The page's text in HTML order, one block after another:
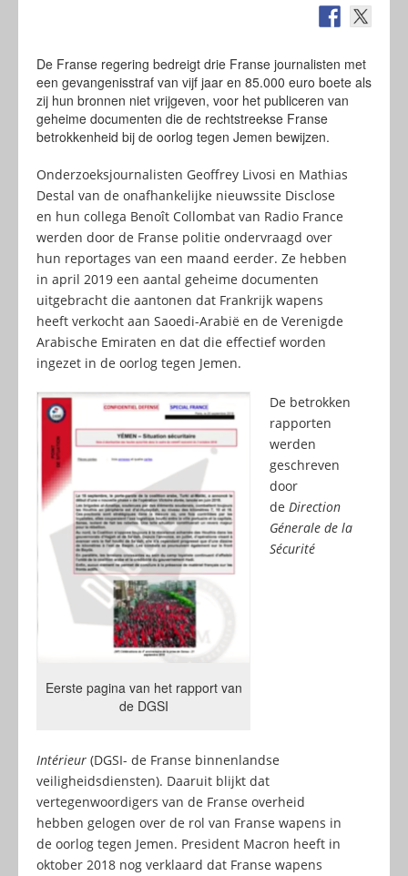
De Franse regering bedreigt drie Franse journalisten met
een gevangenisstraf van vijf jaar en 85.000 euro boete als
zij hun bronnen niet vrijgeven, voor het publiceren van
geheime documenten die de rechtstreekse Franse
betrokkenheid bij de oorlog tegen Jemen bewijzen.
Onderzoeksjournalisten Geoffrey Livosi en Mathias
Destal van de onafhankelijke nieuwssite Disclose
en hun collega Benoît Collombat van Radio France
werden door de Franse politie ondervraagd over
hun reportages van een maand eerder. Ze hebben
in april 2019 een aantal geheime documenten
uitgebracht die aantonen dat Frankrijk wapens
heeft verkocht aan Saoedi-Arabië en de Verenigde
Arabische Emiraten en dat die effectief worden
ingezet in de oorlog tegen Jemen.
Eerste pagina van het rapport van
de DGSI
De betrokken
rapporten
werden
geschreven
door
de Direction
Génerale de la
Sécurité
Intérieur (DGSI- de Franse binnenlandse
veiligheidsdiensten). Daaruit blijkt dat
vertegenwoordigers van de Franse overheid
hebben gelogen over de rol van Franse wapens in
de oorlog tegen Jemen. President Macron heeft in
oktober 2018 nog verklaard dat Franse wapens